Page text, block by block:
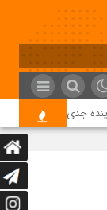
جدی نیست؟